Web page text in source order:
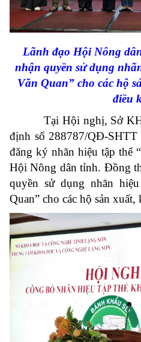
Lãnh đạo Hội Nông
nhận quyền sử dụng
Văn Quan” cho các hộ
điều
Tại Hội nghị, Sở
định số 288787/QĐ-SHTT
đăng ký nhãn hiệu tập thể
Hội Nông dân tỉnh. Đồng
quyền sử dụng nhãn
Quan” cho các hộ sản